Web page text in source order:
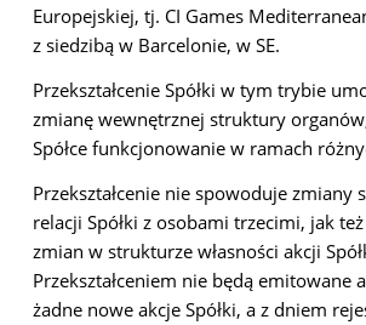
Europejskiej, tj. CI Games
z siedzibą w Barcelonie, w SE.
Przekształcenie Spółki w tym trybie
zmianę wewnętrznej struktury
Spółce funkcjonowanie w ramach
Przekształcenie nie spowoduje zmiany
relacji Spółki z osobami trzecimi, jak
zmian w strukturze własności akcji
Przekształceniem nie będą emitowane
żadne nowe akcje Spółki, a z dniem